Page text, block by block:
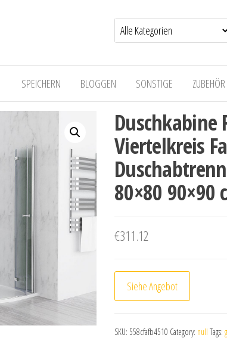
SPEICHERN BLOGGEN SONSTIGE ZUBEHÖR
Duschkabine
Viertelkreis
80×80 90×90
€311.12
Siehe Angebot
SKU: 558cfafb4510 Category: null Tags: